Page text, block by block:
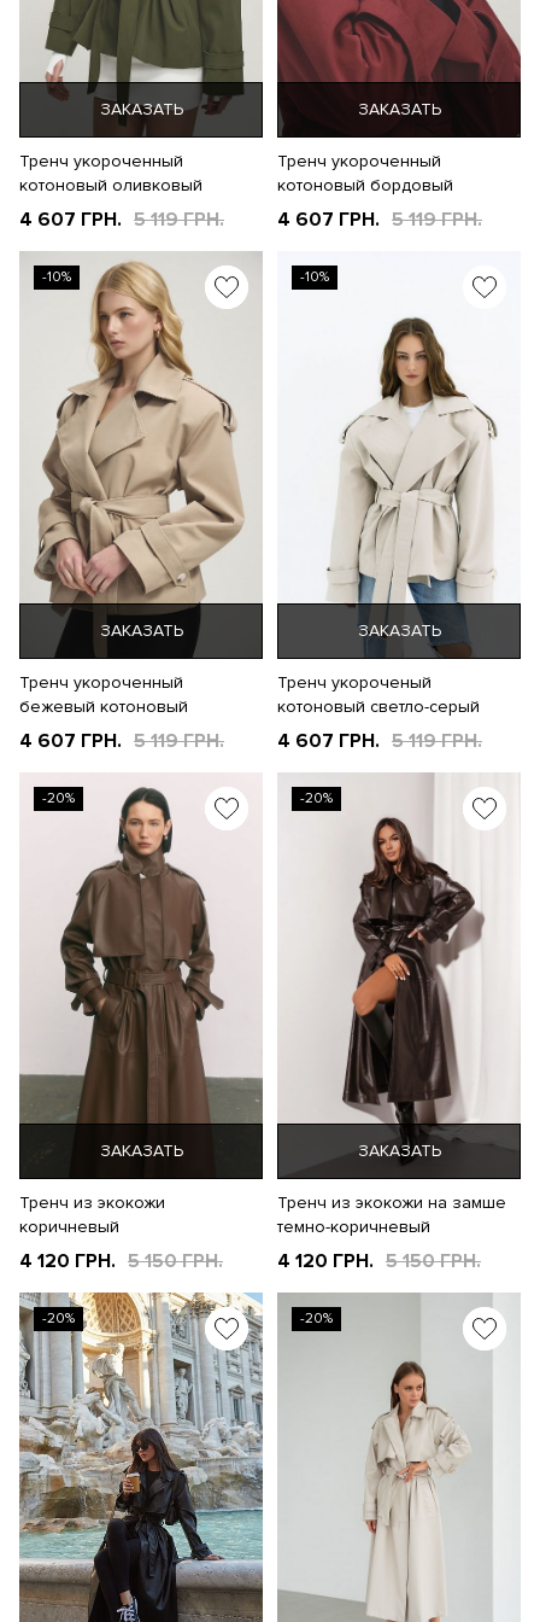
ЗАКАЗАТЬ
Тренч укороченный
котоновый оливковый
4 607 ГРН. 5 119 ГРН.
ЗАКАЗАТЬ
Тренч укороченный
котоновый бордовый
4 607 ГРН. 5 119 ГРН.
-10%
ЗАКАЗАТЬ
Тренч укороченный
бежевый котоновый
4 607 ГРН. 5 119 ГРН.
-10%
ЗАКАЗАТЬ
Тренч укороченый
котоновый светло-серый
4 607 ГРН. 5 119 ГРН.
-20%
ЗАКАЗАТЬ
Тренч из экокожи
коричневый
4 120 ГРН. 5 150 ГРН.
-20%
ЗАКАЗАТЬ
Тренч из экокожи на замше
темно-коричневый
4 120 ГРН. 5 150 ГРН.
-20% -20%